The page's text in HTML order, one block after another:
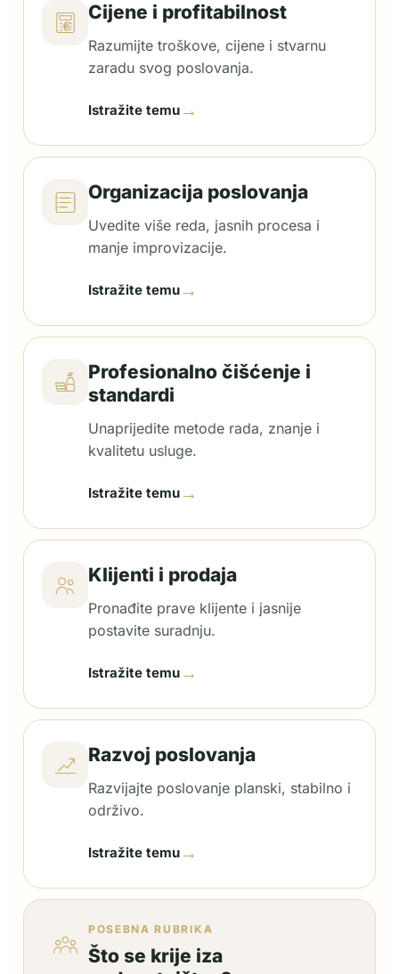
Cijene i profitabilnost
Razumijte troškove, cijene i stvarnu
zaradu svog poslovanja.
Istražite temu →
Organizacija poslovanja
Uvedite više reda, jasnih procesa i
manje improvizacije.
Istražite temu →
Profesionalno čišćenje i
standardi
Unaprijedite metode rada, znanje i
kvalitetu usluge.
Istražite temu →
Klijenti i prodaja
Pronađite prave klijente i jasnije
postavite suradnju.
Istražite temu →
Razvoj poslovanja
Razvijajte poslovanje planski, stabilno i
održivo.
Istražite temu →
POSEBNA RUBRIKA
Što se krije iza